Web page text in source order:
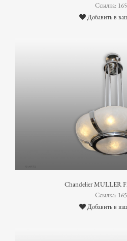
Ссылка:
Добавить в
Chandelier MULLER
Ссылка:
Добавить в